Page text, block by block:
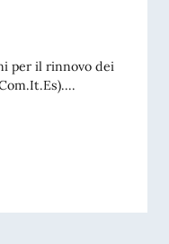
per il rinnovo dei